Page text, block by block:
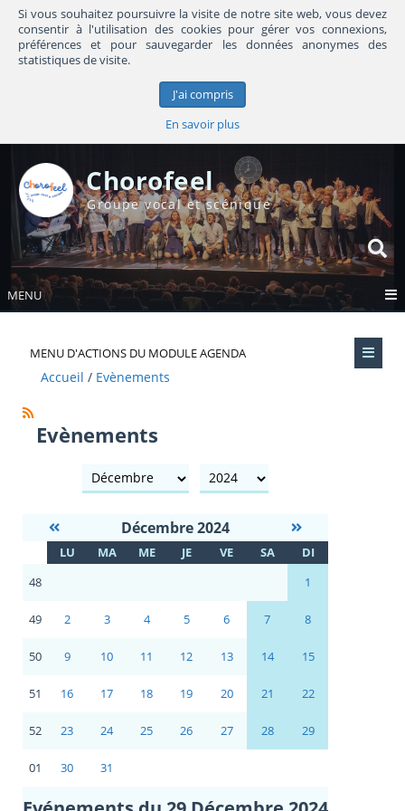
Si vous souhaitez poursuivre la visite de notre site web, vous devez
consentir à l'utilisation des cookies pour gérer vos connexions,
préférences et pour sauvegarder les données anonymes des
statistiques de visite.
J'ai compris
En savoir plus
Chorofeel
Groupe vocal et scénique
MENU
MENU D'ACTIONS DU MODULE AGENDA
Accueil Evènements
Evènements
mois année
Décembre 2024
LU MA ME JE VE SA
DI
48
1
49 2 3 4 5 6 7 8
50 9 10 11 12 13 14 15
51 16 17 18 19 20 21 22
52 23 24 25 26 27 28 29
01 30 31